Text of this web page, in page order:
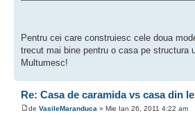
Pentru cei care construiesc cele doua
trecut mai bine pentru o casa pe structura
Multumesc!
Re: Casa de caramida vs casa din
de VasileMaranduca » Mie Ian 26, 2011 4:22 am